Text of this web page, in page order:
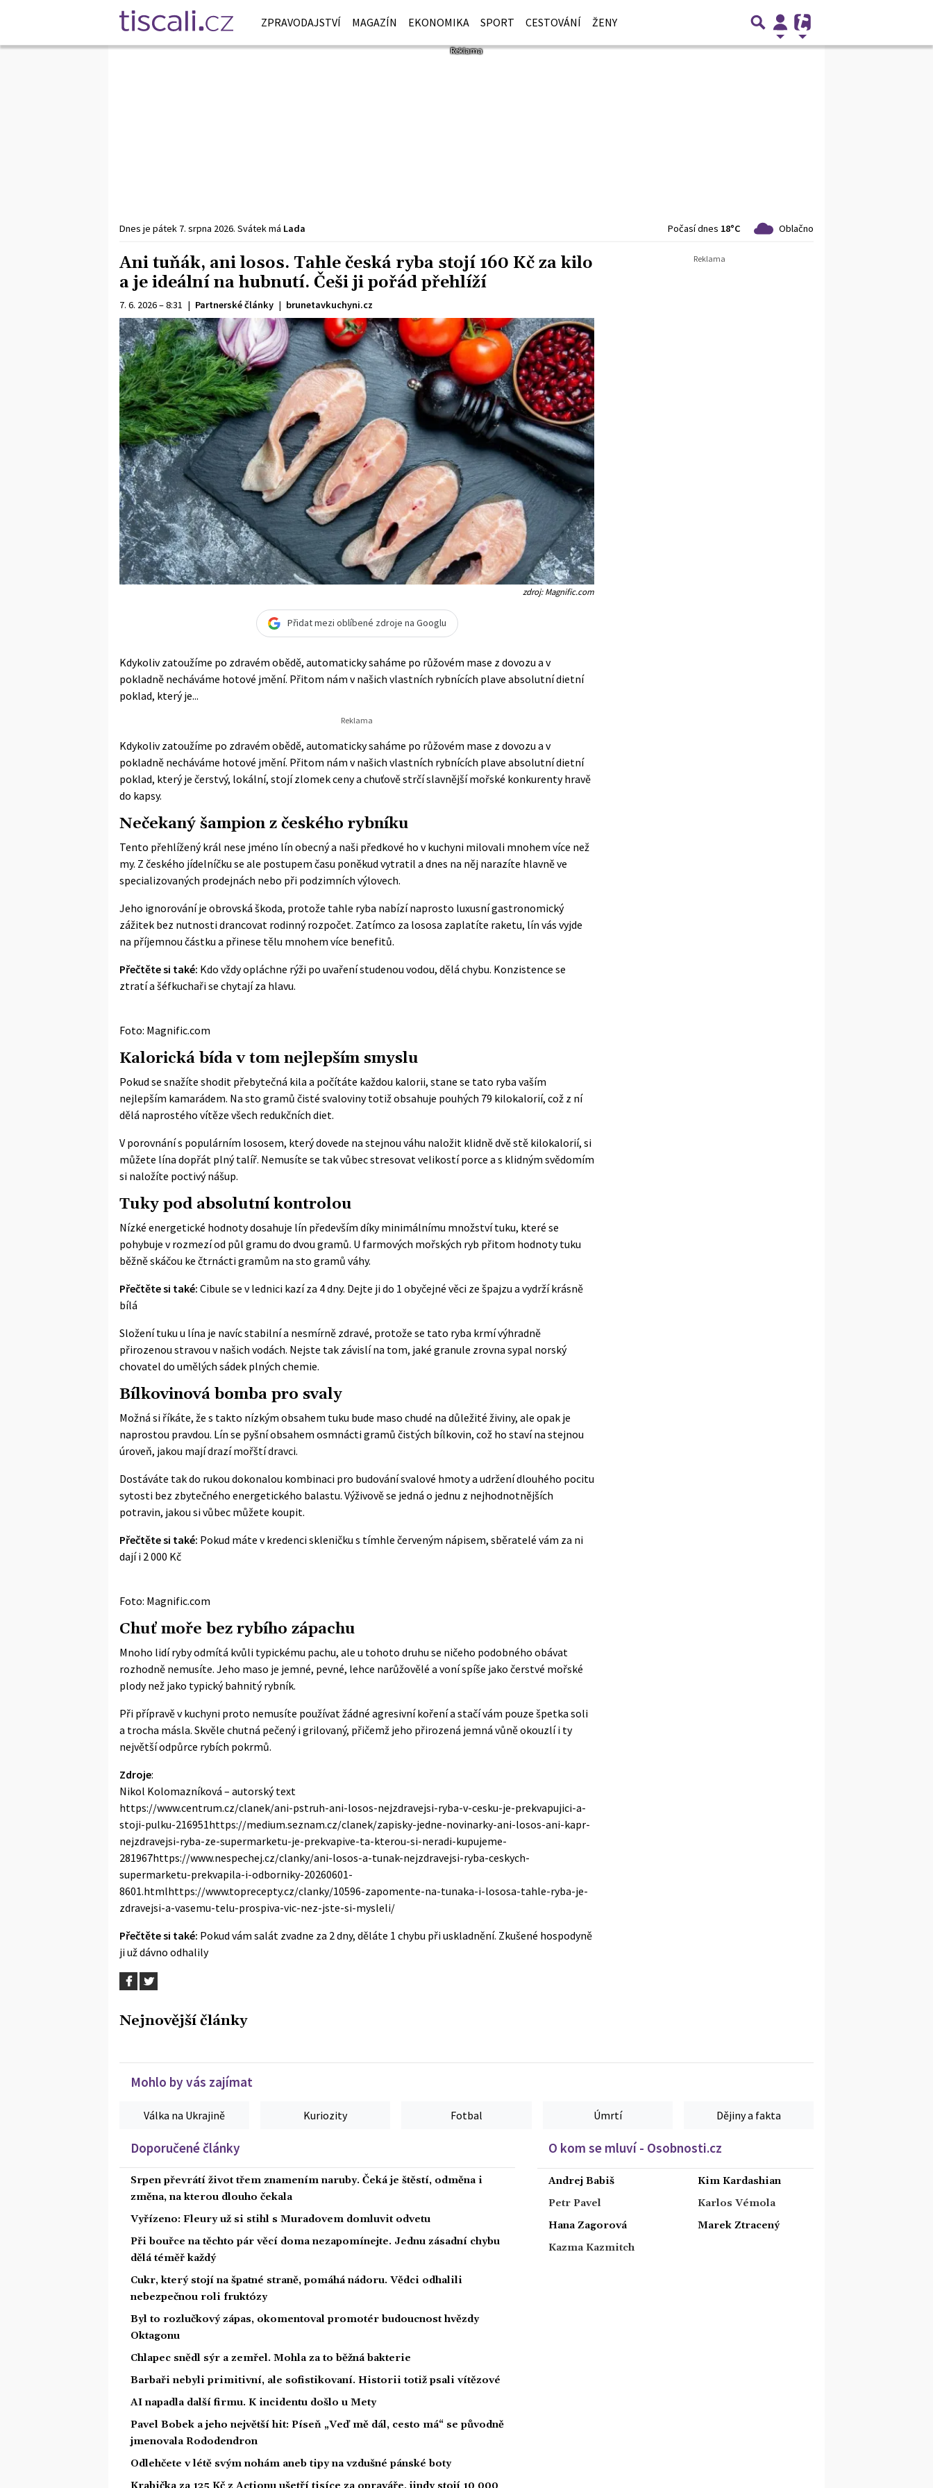
ZPRAVODAJSTVÍ MAGAZÍN EKONOMIKA SPORT CESTOVÁNÍ ŽENY
Dnes je pátek 7. srpna 2026. Svátek má Lada Počasí dnes 18°C Oblačno
Ani tuňák, ani losos. Tahle česká ryba stojí 160 Kč za kilo
a je ideální na hubnutí. Češi ji pořád přehlíží
7. 6. 2026 – 8:31 | Partnerské články | brunetavkuchyni.cz
zdroj: Magnific.com
Přidat mezi oblíbené zdroje na Googlu
Kdykoliv zatoužíme po zdravém obědě, automaticky saháme po růžovém mase z dovozu a v
pokladně necháváme hotové jmění. Přitom nám v našich vlastních rybnících plave absolutní dietní
poklad, který je...
Kdykoliv zatoužíme po zdravém obědě, automaticky saháme po růžovém mase z dovozu a v
pokladně necháváme hotové jmění. Přitom nám v našich vlastních rybnících plave absolutní dietní
poklad, který je čerstvý, lokální, stojí zlomek ceny a chuťově strčí slavnější mořské konkurenty hravě
do kapsy.
Nečekaný šampion z českého rybníku
Tento přehlížený král nese jméno lín obecný a naši předkové ho v kuchyni milovali mnohem více než
my. Z českého jídelníčku se ale postupem času poněkud vytratil a dnes na něj narazíte hlavně ve
specializovaných prodejnách nebo při podzimních výlovech.
Jeho ignorování je obrovská škoda, protože tahle ryba nabízí naprosto luxusní gastronomický
zážitek bez nutnosti drancovat rodinný rozpočet. Zatímco za lososa zaplatíte raketu, lín vás vyjde
na příjemnou částku a přinese tělu mnohem více benefitů.
Přečtěte si také: Kdo vždy opláchne rýži po uvaření studenou vodou, dělá chybu. Konzistence se
ztratí a šéfkuchaři se chytají za hlavu.
Foto: Magnific.com
Kalorická bída v tom nejlepším smyslu
Pokud se snažíte shodit přebytečná kila a počítáte každou kalorii, stane se tato ryba vaším
nejlepším kamarádem. Na sto gramů čisté svaloviny totiž obsahuje pouhých 79 kilokalorií, což z ní
dělá naprostého vítěze všech redukčních diet.
V porovnání s populárním lososem, který dovede na stejnou váhu naložit klidně dvě stě kilokalorií, si
můžete lína dopřát plný talíř. Nemusíte se tak vůbec stresovat velikostí porce a s klidným svědomím
si naložíte poctivý nášup.
Tuky pod absolutní kontrolou
Nízké energetické hodnoty dosahuje lín především díky minimálnímu množství tuku, které se
pohybuje v rozmezí od půl gramu do dvou gramů. U farmových mořských ryb přitom hodnoty tuku
běžně skáčou ke čtrnácti gramům na sto gramů váhy.
Přečtěte si také: Cibule se v lednici kazí za 4 dny. Dejte ji do 1 obyčejné věci ze špajzu a vydrží krásně
bílá
Složení tuku u lína je navíc stabilní a nesmírně zdravé, protože se tato ryba krmí výhradně
přirozenou stravou v našich vodách. Nejste tak závislí na tom, jaké granule zrovna sypal norský
chovatel do umělých sádek plných chemie.
Bílkovinová bomba pro svaly
Možná si říkáte, že s takto nízkým obsahem tuku bude maso chudé na důležité živiny, ale opak je
naprostou pravdou. Lín se pyšní obsahem osmnácti gramů čistých bílkovin, což ho staví na stejnou
úroveň, jakou mají drazí mořští dravci.
Dostáváte tak do rukou dokonalou kombinaci pro budování svalové hmoty a udržení dlouhého pocitu
sytosti bez zbytečného energetického balastu. Výživově se jedná o jednu z nejhodnotnějších
potravin, jakou si vůbec můžete koupit.
Přečtěte si také: Pokud máte v kredenci skleničku s tímhle červeným nápisem, sběratelé vám za ni
dají i 2 000 Kč
Foto: Magnific.com
Chuť moře bez rybího zápachu
Mnoho lidí ryby odmítá kvůli typickému pachu, ale u tohoto druhu se ničeho podobného obávat
rozhodně nemusíte. Jeho maso je jemné, pevné, lehce narůžovělé a voní spíše jako čerstvé mořské
plody než jako typický bahnitý rybník.
Při přípravě v kuchyni proto nemusíte používat žádné agresivní koření a stačí vám pouze špetka soli
a trocha másla. Skvěle chutná pečený i grilovaný, přičemž jeho přirozená jemná vůně okouzlí i ty
největší odpůrce rybích pokrmů.
Zdroje:
Nikol Kolomazníková – autorský text
https://www.centrum.cz/clanek/ani-pstruh-ani-losos-nejzdravejsi-ryba-v-cesku-je-prekvapujici-a-
stoji-pulku-216951https://medium.seznam.cz/clanek/zapisky-jedne-novinarky-ani-losos-ani-kapr-
nejzdravejsi-ryba-ze-supermarketu-je-prekvapive-ta-kterou-si-neradi-kupujeme-
281967https://www.nespechej.cz/clanky/ani-losos-a-tunak-nejzdravejsi-ryba-ceskych-
supermarketu-prekvapila-i-odborniky-20260601-
8601.htmlhttps://www.toprecepty.cz/clanky/10596-zapomente-na-tunaka-i-lososa-tahle-ryba-je-
zdravejsi-a-vasemu-telu-prospiva-vic-nez-jste-si-mysleli/
Přečtěte si také: Pokud vám salát zvadne za 2 dny, děláte 1 chybu při uskladnění. Zkušené hospodyně
ji už dávno odhalily
Nejnovější články
Mohlo by vás zajímat
Válka na Ukrajině Kuriozity Fotbal Úmrtí Dějiny a fakta
Doporučené články
Srpen převrátí život třem znamením naruby. Čeká je štěstí, odměna i
změna, na kterou dlouho čekala
Vyřízeno: Fleury už si stihl s Muradovem domluvit odvetu
Při bouřce na těchto pár věcí doma nezapomínejte. Jednu zásadní chybu
dělá téměř každý
Cukr, který stojí na špatné straně, pomáhá nádoru. Vědci odhalili
nebezpečnou roli fruktózy
Byl to rozlučkový zápas, okomentoval promotér budoucnost hvězdy
Oktagonu
Chlapec snědl sýr a zemřel. Mohla za to běžná bakterie
Barbaři nebyli primitivní, ale sofistikovaní. Historii totiž psali vítězové
AI napadla další firmu. K incidentu došlo u Mety
Pavel Bobek a jeho největší hit: Píseň „Veď mě dál, cesto má“ se původně
jmenovala Rododendron
Odlehčete v létě svým nohám aneb tipy na vzdušné pánské boty
O kom se mluví - Osobnosti.cz
Andrej Babiš
Petr Pavel
Hana Zagorová
Kazma Kazmitch
Kim Kardashian
Karlos Vémola
Marek Ztracený